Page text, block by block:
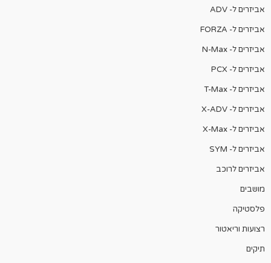
אביזרים ל- ADV
אביזרים ל- FORZA
אביזרים ל- N-Max
אביזרים ל- PCX
אביזרים ל- T-Max
אביזרים ל- X-ADV
אביזרים ל- X-Max
אביזרים ל- SYM
אביזרים לרוכב
מושבים
פלסטיקה
רצועות וריאטור
תיקים